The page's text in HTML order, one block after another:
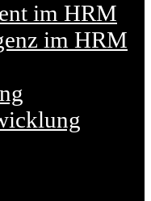
im HRM
im HRM